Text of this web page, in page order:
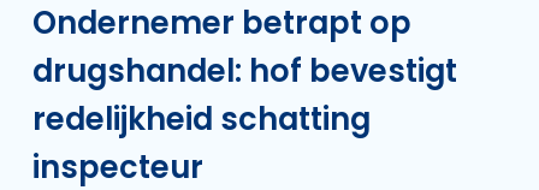
Ondernemer betrapt op
drugshandel: hof bevestigt
redelijkheid schatting
inspecteur